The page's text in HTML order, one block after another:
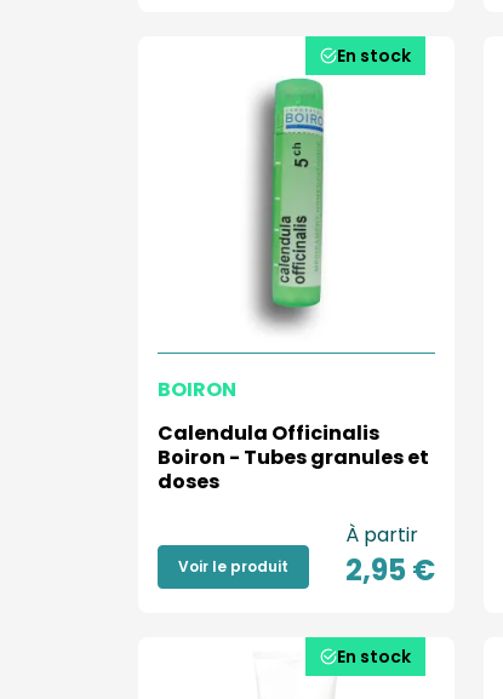
En stock
BOIRON
Calendula Officinalis
Boiron - Tubes granules et
doses
Voir le produit
À partir
2,95 €
En stock